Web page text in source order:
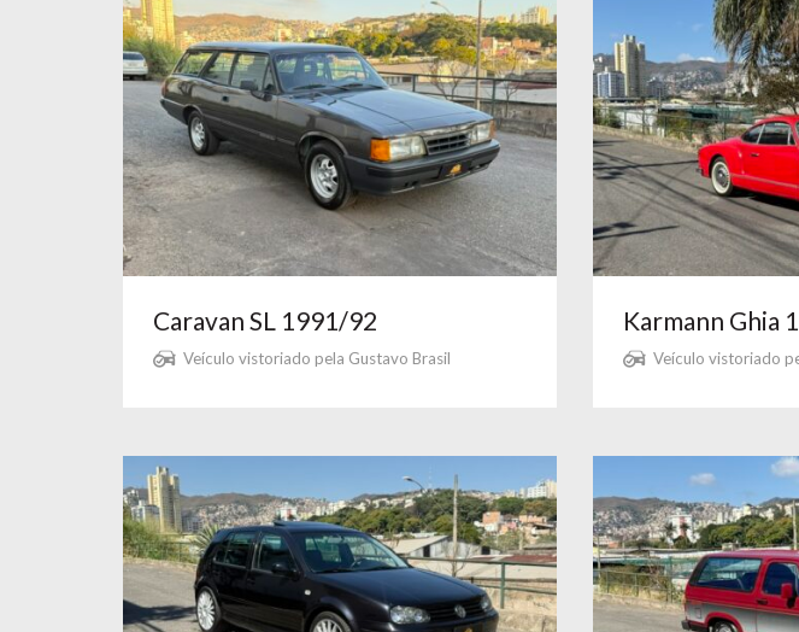
Caravan SL 1991/92
Veículo vistoriado pela Gustavo Brasil
Karmann Ghia
Veículo vistoriado